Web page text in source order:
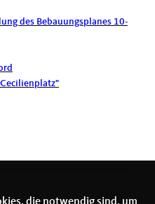
des Bebauungsplanes 10-